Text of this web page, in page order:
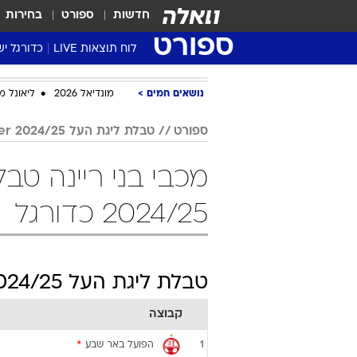
חדשות ספורט בחירות
ספורט לוח תוצאות LIVE כדורגל
ליגת העל Winner
גביע
שגרירים
ליגה
נושאים חמים מונדיאל 2026 ליאונל
ספורט טבלת ליגת העל Winner 2024/25
2024/25 כדורגל
טבלת ליגת העל Winner 2024/25
קבוצה
1 הפועל באר שבע *